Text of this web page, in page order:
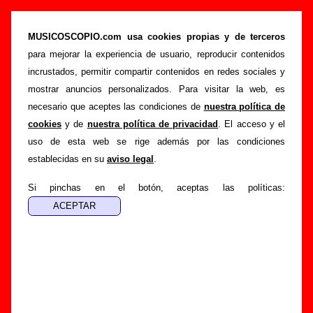
MUSICOSCOPIO.com usa cookies propias y de terceros
para mejorar la experiencia de usuario, reproducir contenidos
incrustados, permitir compartir contenidos en redes sociales y
mostrar anuncios personalizados. Para visitar la web, es
necesario que aceptes las condiciones de nuestra política de
cookies y de nuestra política de privacidad . El acceso y el
uso de esta web se rige además por las condiciones
establecidas en su aviso legal .
Si pinchas en el botón, aceptas las políticas:
Los DelTonos - Añadir o corregir información
Portada >Los DelTonos >Añadir
Si tienes información adicional, puedes enviar nueva
información o corregir la existente mediante el siguiente
formulario o escribiendo un e-mail a
guialven@musicoscopio.com.Gracias por tu
colaboración.
Nombre: